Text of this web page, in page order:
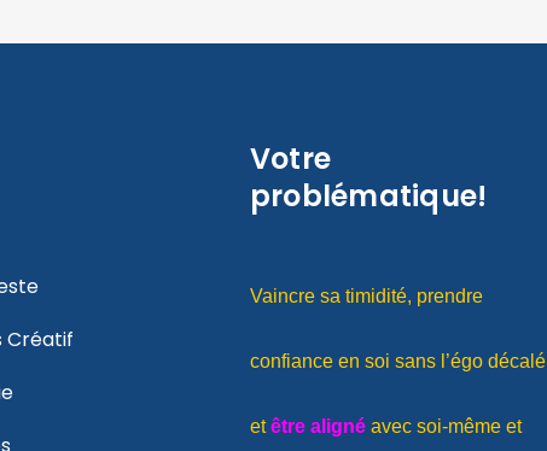
Créatif
Votre
problématique!
Vaincre sa timidité, prendre
confiance en soi sans l’égo décalé
etêtre aligné avec soi-même et